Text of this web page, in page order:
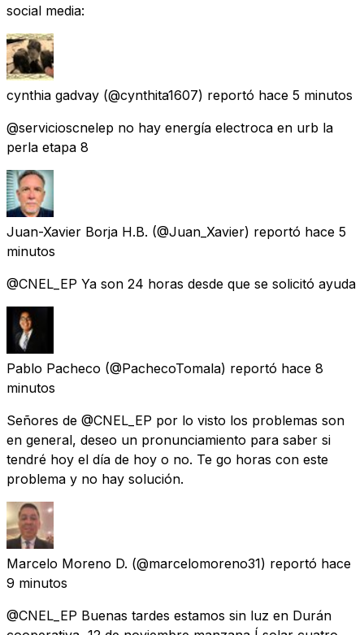
social media:
cynthia gadvay (@cynthita1607) reportó hace 5 minutos
@servicioscnelep no hay energía electroca en urb la
perla etapa 8
Juan-Xavier Borja H.B. (@Juan_Xavier) reportó hace 5
minutos
@CNEL_EP Ya son 24 horas desde que se solicitó ayuda
Pablo Pacheco (@PachecoTomala) reportó hace 8
minutos
Señores de @CNEL_EP por lo visto los problemas son
en general, deseo un pronunciamiento para saber si
tendré hoy el día de hoy o no. Te go horas con este
problema y no hay solución.
Marcelo Moreno D. (@marcelomoreno31) reportó hace
9 minutos
@CNEL_EP Buenas tardes estamos sin luz en Durán